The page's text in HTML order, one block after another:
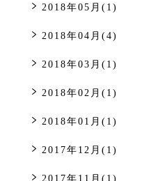
2018年05月(1)
2018年04月(4)
2018年03月(1)
2018年02月(1)
2018年01月(1)
2017年12月(1)
2017年11月(1)